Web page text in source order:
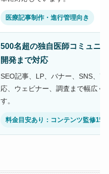
医療記事制作・進行管理向き
500名超の独自医師コミュニ
開発まで対応
SEO記事、LP、バナー、SNS、
応、ウェビナー、調査まで幅広く
す。
料金目安あり：コンテンツ監修